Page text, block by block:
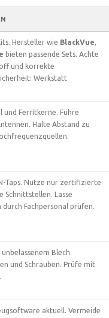
Hersteller wie BlackVue,
bieten passende Sets. Achte
und korrekte
Werkstatt
und Ferritkerne. Führe
Halte Abstand zu
Taps. Nutze nur zertifizierte
Lasse
Fachpersonal prüfen.
Blech.
und Schrauben. Prüfe mit
aktuell. Vermeide